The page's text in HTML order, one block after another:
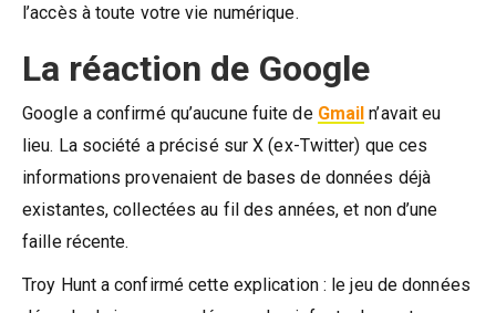
l’accès à toute votre vie numérique.
La réaction de Google
Google a confirmé qu’aucune fuite de Gmail n’avait eu
lieu. La société a précisé sur X (ex-Twitter) que ces
informations provenaient de bases de données déjà
existantes, collectées au fil des années, et non d’une
faille récente.
Troy Hunt a confirmé cette explication : le jeu de données